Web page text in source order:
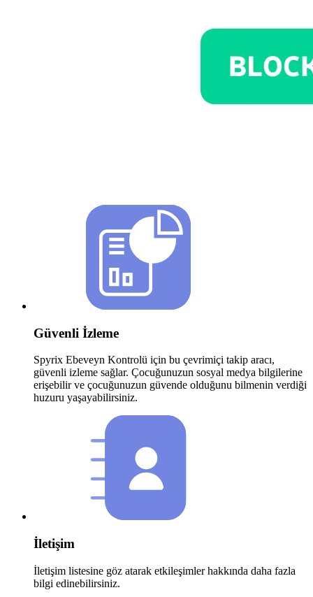
Güvenli İzleme
Spyrix Ebeveyn Kontrolü için bu çevrimiçi takip aracı,
güvenli izleme sağlar. Çocuğunuzun sosyal medya bilgilerine
erişebilir ve çocuğunuzun güvende olduğunu bilmenin verdiği
huzuru yaşayabilirsiniz.
İletişim
İletişim listesine göz atarak etkileşimler hakkında daha fazla
bilgi edinebilirsiniz.